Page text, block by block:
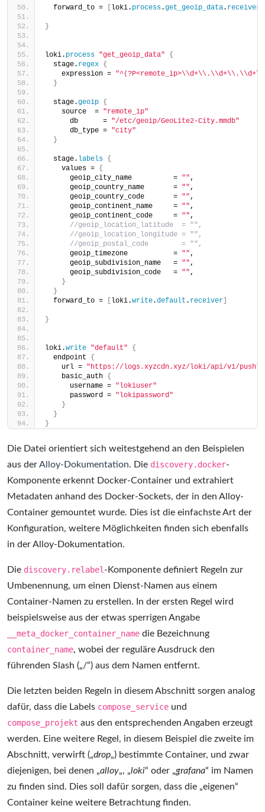
  forward_to =
loki. process.get_geoip_data. receiver
}
loki. process "get_geoip_data"
{
  stage.
regex {
    expression =
}
  stage.
geoip {
    source  =
"remote_ip"
      db      =
"/etc/geoip/GeoLite2-City.mmdb"
      db_type =
"city"
}
  stage.
labels {
    values =
{
      geoip_city_name          =
"",
      geoip_country_name       =
"",
      geoip_country_code       =
"",
      geoip_continent_name     =
"",
      geoip_continent_code     =
"",
//geoip_location_latitude  = "",
//geoip_location_longitude = "",
//geoip_postal_code        = "",
      geoip_timezone           =
"",
      geoip_subdivision_name   =
"",
      geoip_subdivision_code   =
"",
}
}
  forward_to =
loki.write.default . receiver
}
loki.write "default"
{
  endpoint
{
    url =
"https://logs.xyzcdn.xyz/loki/api/v1/push"
    basic_auth
{
      username =
"lokiuser"
      password =
"lokipassword"
}
}
}
Die Datei orientiert sich weitestgehend an den Beispielen
aus derAlloy-Dokumentation. Die discovery.docker-
Komponente erkennt Docker-Container und extrahiert
Metadaten anhand des Docker-Sockets, der in den Alloy-
Container gemountet wurde. Dies ist die einfachste Art der
Konfiguration, weitere Möglichkeiten finden sich ebenfalls
in der Alloy-Dokumentation.
Die discovery.relabel-Komponente definiert Regeln zur
Umbenennung, um einen Dienst-Namen aus einem
Container-Namen zu erstellen. In der ersten Regel wird
beispielsweise aus der etwas sperrigen Angabe
__meta_docker_container_name die Bezeichnung
container_name, wobei der reguläre Ausdruck den
führenden Slash („/“) aus dem Namen entfernt.
Die letzten beiden Regeln in diesem Abschnitt sorgen analog
dafür, dass die Labels compose_service und
compose_projekt aus den entsprechenden Angaben erzeugt
werden. Eine weitere Regel, in diesem Beispiel die zweite im
Abschnitt, verwirft („drop„) bestimmte Container, und zwar
diejenigen, bei denen „alloy„, „loki“ oder „grafana“ im Namen
zu finden sind. Dies soll dafür sorgen, dass die „eigenen“
Container keine weitere Betrachtung finden.